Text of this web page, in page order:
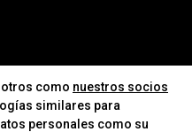
como nuestros socios
similares para
personales como su